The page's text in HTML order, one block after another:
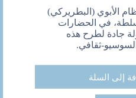
الأبوي (البطريركي)
في الحضارات
جادة لطرح هذه
السوسيو-ثقافي.
إلى السلة